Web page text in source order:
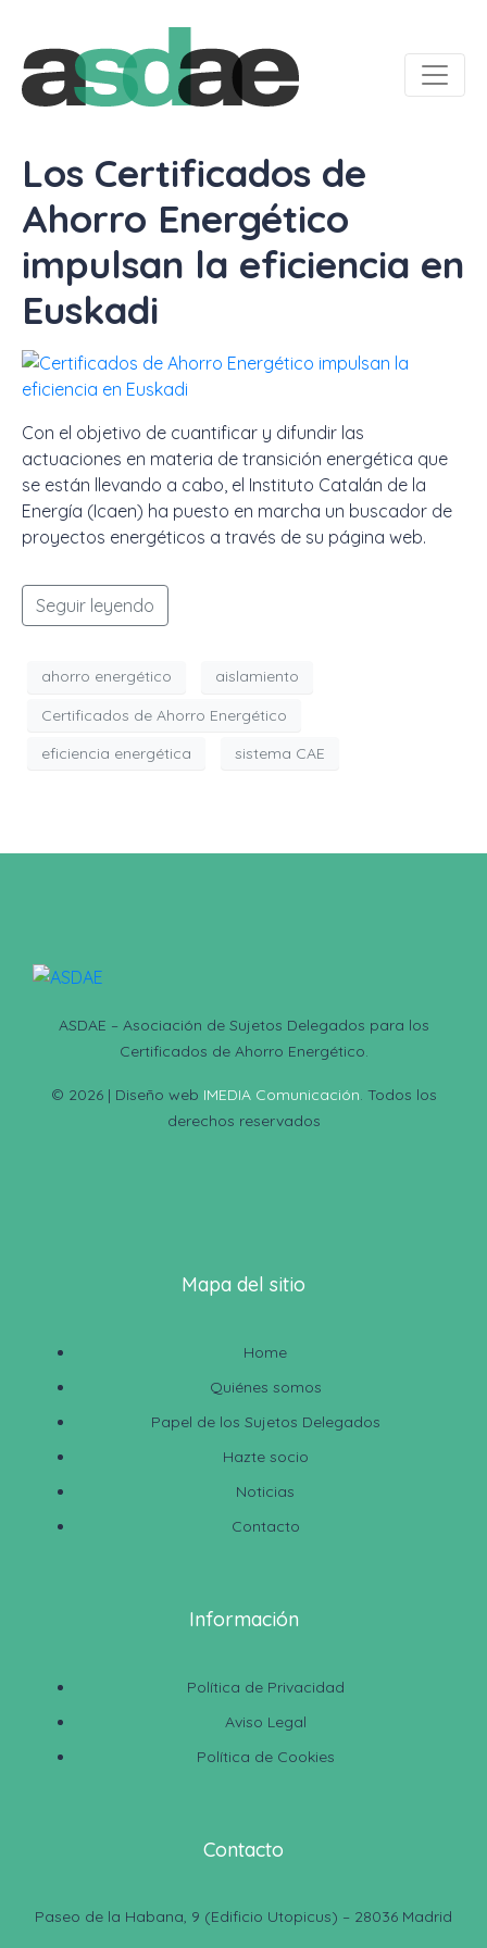
Los Certificados de
Ahorro Energético
impulsan la eficiencia en
Euskadi
Con el objetivo de cuantificar y difundir las
actuaciones en materia de transición energética que
se están llevando a cabo, el Instituto Catalán de la
Energía (Icaen) ha puesto en marcha un buscador de
proyectos energéticos a través de su página web.
Seguir leyendo
ahorro energético
aislamiento
Certificados de Ahorro Energético
eficiencia energética
sistema CAE
ASDAE – Asociación de Sujetos Delegados para los
Certificados de Ahorro Energético.
© 2026 | Diseño web IMEDIA Comunicación. Todos los
derechos reservados
Mapa del sitio
Home
Quiénes somos
Papel de los Sujetos Delegados
Hazte socio
Noticias
Contacto
Información
Política de Privacidad
Aviso Legal
Política de Cookies
Contacto
Paseo de la Habana, 9 (Edificio Utopicus) – 28036 Madrid